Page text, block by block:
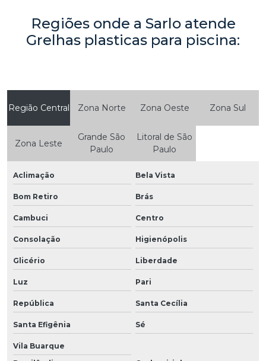
Regiões onde a Sarlo atende
Grelhas plasticas para piscina:
Região Central Zona Norte Zona Oeste Zona Sul
Zona Leste
Grande São
Paulo
Litoral de São
Paulo
Aclimação Bela Vista
Bom Retiro Brás
Cambuci Centro
Consolação Higienópolis
Glicério Liberdade
Luz Pari
República Santa Cecília
Santa Efigênia Sé
Vila Buarque